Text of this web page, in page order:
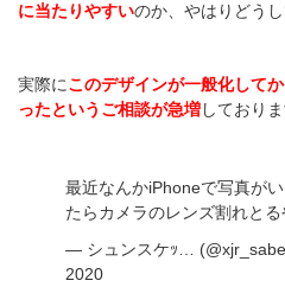
に当たりやすいのか、やはりどう
実際にこのデザインが一般化して
ったというご相談が急増しておりま
最近なんかiPhoneで写真が
たらカメラのレンズ割れとる
— シュンスケｯ…
2020